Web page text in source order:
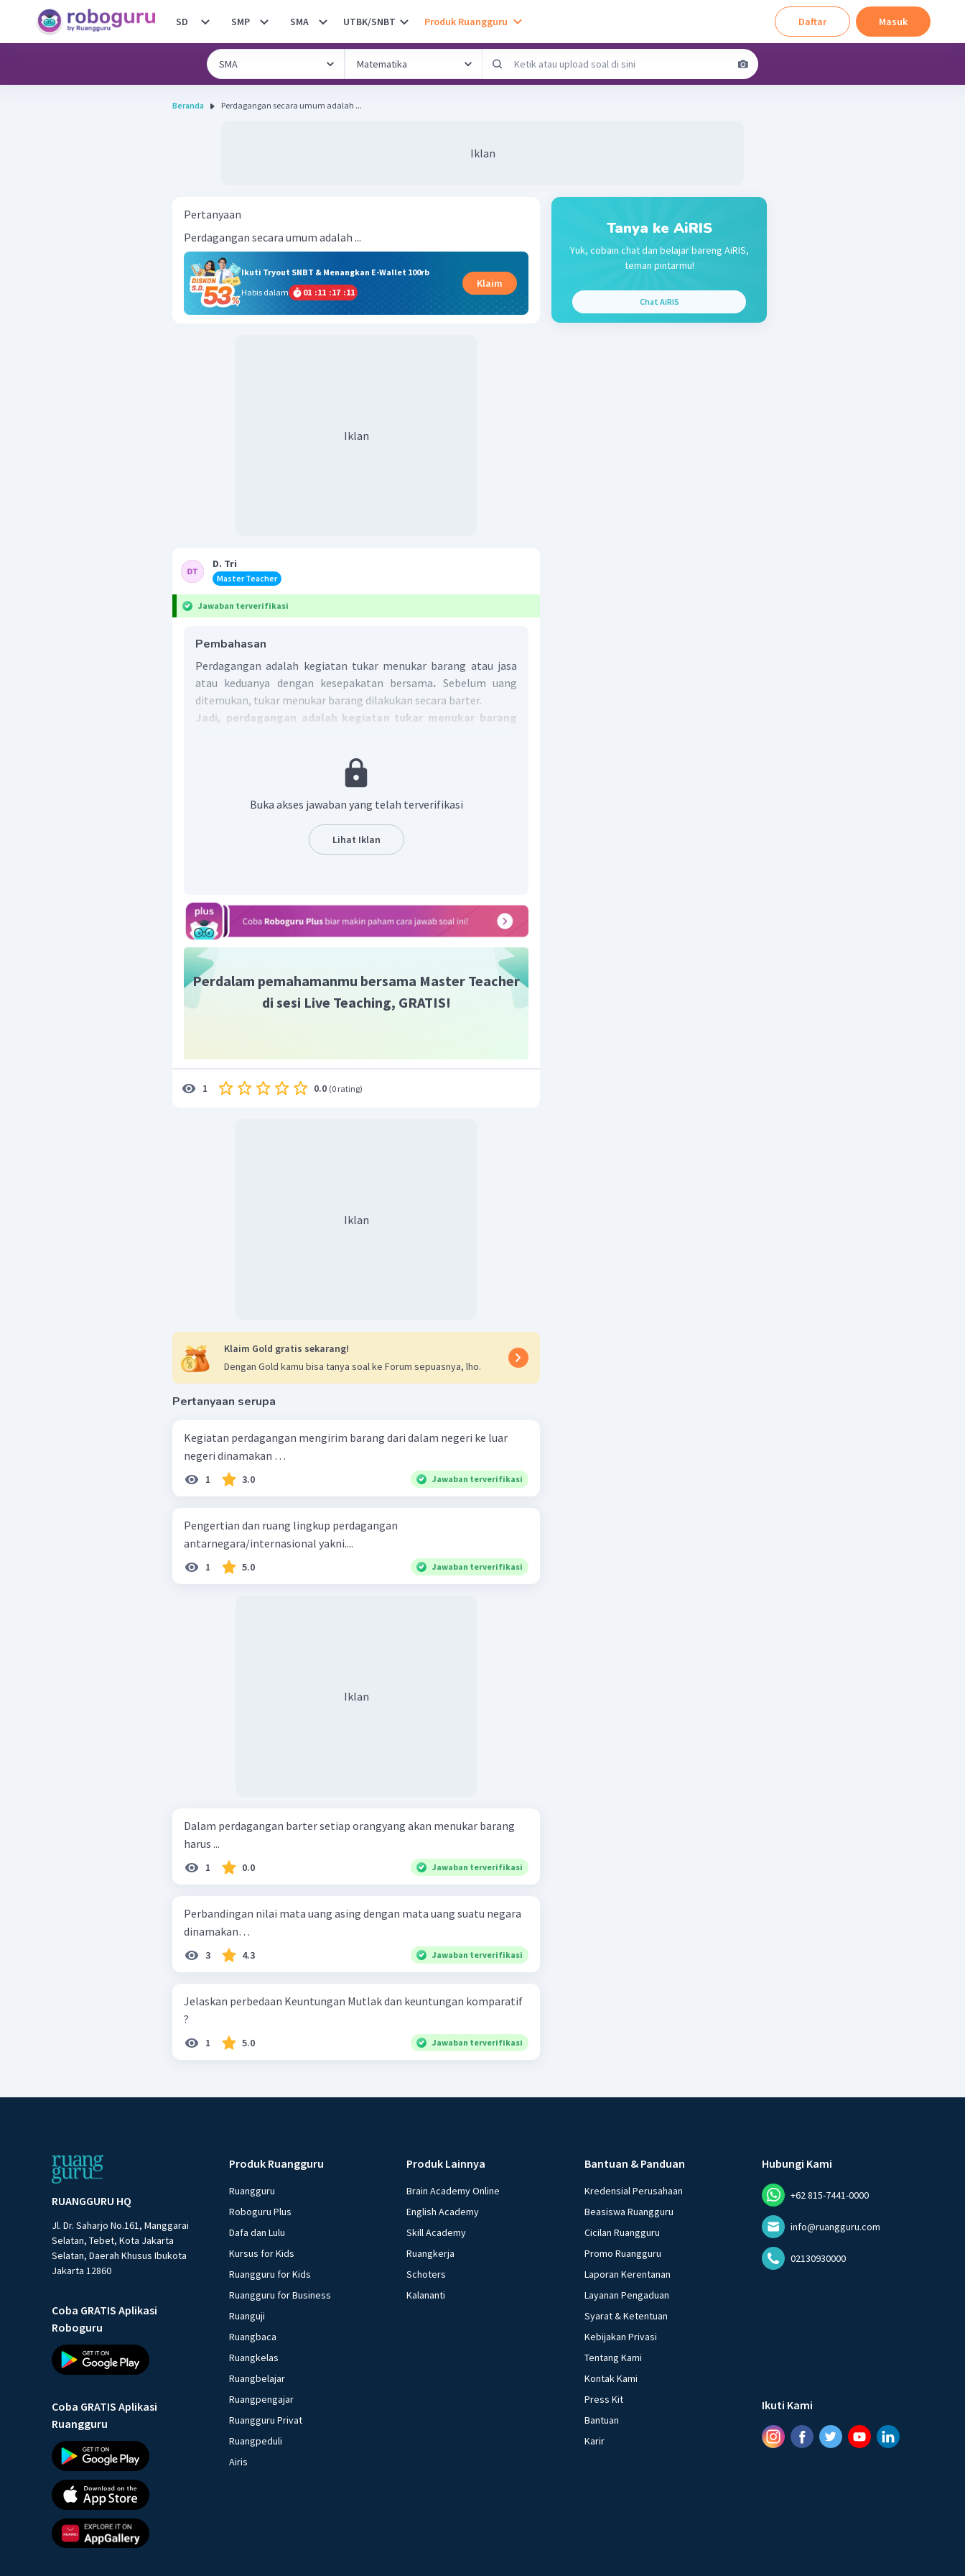
SD SMP SMA UTBK/SNBT Produk Ruangguru Daftar Masuk
Beranda Perdagangan secara umum adalah ...
Iklan
Pertanyaan
Perdagangan secara umum adalah ...
Ikuti Tryout SNBT & Menangkan E-Wallet 100rb
Habis dalam
01 :11 :17 :11
Klaim
Iklan
D. Tri
Master Teacher
Jawaban terverifikasi
Pembahasan
Perdagangan adalah kegiatan tukar menukar barang atau jasa
atau keduanya dengan kesepakatan bersama. Sebelum uang
ditemukan, tukar menukar barang dilakukan secara barter.
Jadi, perdagangan adalah kegiatan tukar menukar barang
Buka akses jawaban yang telah terverifikasi
Lihat Iklan
Perdalam pemahamanmu bersama Master Teacher
di sesi Live Teaching, GRATIS!
1 0.0 (0 rating)
Iklan
Klaim Gold gratis sekarang!
Dengan Gold kamu bisa tanya soal ke Forum sepuasnya, lho.
Pertanyaan serupa
Kegiatan perdagangan mengirim barang dari dalam negeri ke luar
negeri dinamakan …
1 3.0 Jawaban terverifikasi
Pengertian dan ruang lingkup perdagangan
antarnegara/internasional yakni....
1 5.0 Jawaban terverifikasi
Iklan
Dalam perdagangan barter setiap orangyang akan menukar barang
harus ...
1 0.0 Jawaban terverifikasi
Perbandingan nilai mata uang asing dengan mata uang suatu negara
dinamakan…
3 4.3 Jawaban terverifikasi
Jelaskan perbedaan Keuntungan Mutlak dan keuntungan komparatif
?
1 5.0 Jawaban terverifikasi
Tanya ke AiRIS
Yuk, cobain chat dan belajar bareng AiRIS,
teman pintarmu!
Chat AiRIS
RUANGGURU HQ
Jl. Dr. Saharjo No.161, Manggarai
Selatan, Tebet, Kota Jakarta
Selatan, Daerah Khusus Ibukota
Jakarta 12860
Coba GRATIS Aplikasi
Roboguru
Coba GRATIS Aplikasi
Ruangguru
Produk Ruangguru
Ruangguru
Roboguru Plus
Dafa dan Lulu
Kursus for Kids
Ruangguru for Kids
Ruangguru for Business
Ruanguji
Ruangbaca
Ruangkelas
Ruangbelajar
Ruangpengajar
Ruangguru Privat
Ruangpeduli
Airis
Produk Lainnya
Brain Academy Online
English Academy
Skill Academy
Ruangkerja
Schoters
Kalananti
Bantuan & Panduan
Kredensial Perusahaan
Beasiswa Ruangguru
Cicilan Ruangguru
Promo Ruangguru
Laporan Kerentanan
Layanan Pengaduan
Syarat & Ketentuan
Kebijakan Privasi
Tentang Kami
Kontak Kami
Press Kit
Bantuan
Karir
Hubungi Kami
+62 815-7441-0000
info@ruangguru.com
02130930000
Ikuti Kami